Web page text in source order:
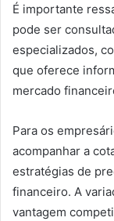
É importante
pode ser
especializados,
que oferece
mercado
Para os
acompanhar a
estratégias de
financeiro. A
vantagem